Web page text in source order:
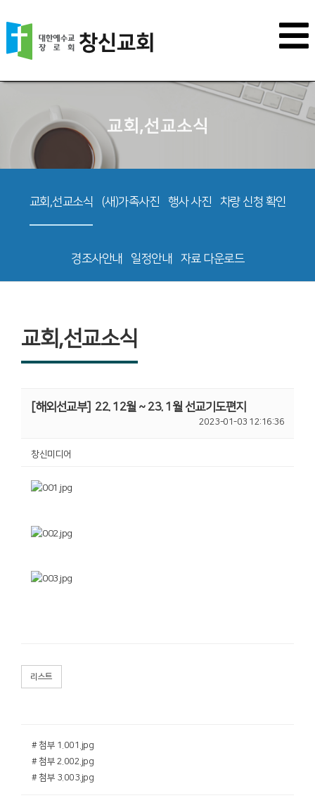
교회,선교소식
교회,선교소식 (새)가족사진 행사 사진 차량 신청 확인
경조사안내 일정안내 자료 다운로드
교회,선교소식
[해외선교부] 22. 12월 ~ 23. 1월 선교기도편지
2023-01-03 12:16:36
창신미디어
리스트
# 첨부 1.001.jpg
# 첨부 2.002.jpg
# 첨부 3.003.jpg